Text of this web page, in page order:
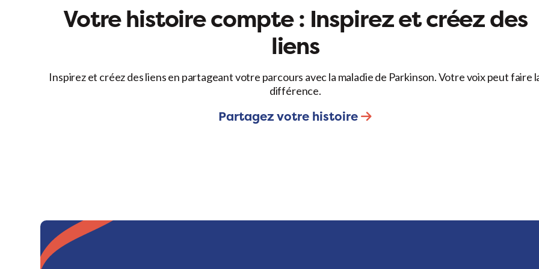
Votre histoire compte : Inspirez et créez des
liens
Inspirez et créez des liens en partageant votre parcours avec la maladie de Parkinson. Votre voix peut faire
différence.
Partagez votre histoire